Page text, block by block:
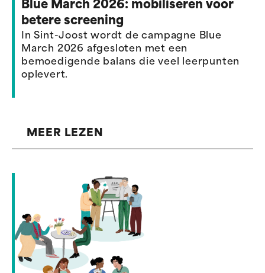
Blue March 2026: mobiliseren voor
betere screening
In Sint-Joost wordt de campagne Blue
March 2026 afgesloten met een
bemoedigende balans die veel leerpunten
oplevert.
MEER LEZEN